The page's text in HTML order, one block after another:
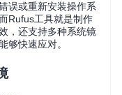
误或重新安装操作系
Rufus工具就是制作
，还支持多种系统镜
够快速应对。